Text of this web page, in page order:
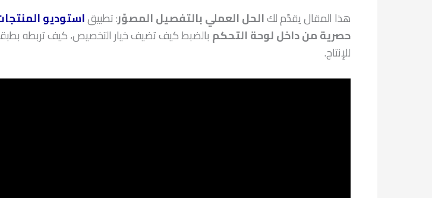
هذا المقال يقدّم لكالحل العملي بالتفصيل المصوّر: تطبيقاستوديو
حصرية من داخل لوحة التحكم بالضبط كيف تضيف خيار التخصيص، كيف تربطه
للإنتاج.